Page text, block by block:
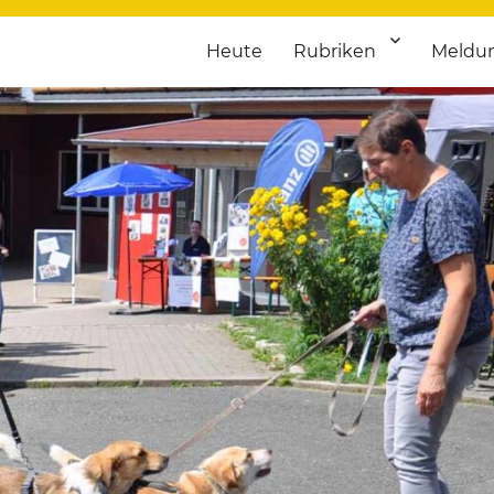
für
Heute Rubriken